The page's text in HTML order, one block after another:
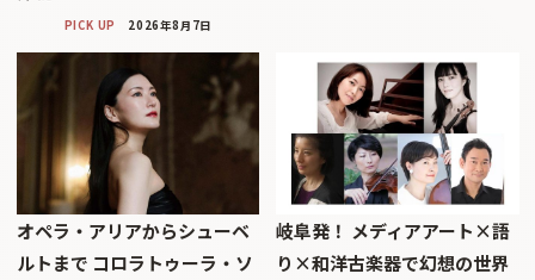
PICK UP 2026年8月7日
オペラ・アリアからシューベ
ルトまで コロラトゥーラ・ソ
岐阜発！ メディアアート×語
り×和洋古楽器で幻想の世界